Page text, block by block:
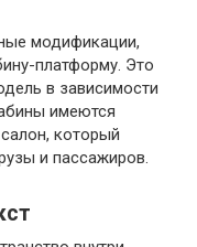
модификации,
платформу. Это
в зависимости
имеются
который
и пассажиров.